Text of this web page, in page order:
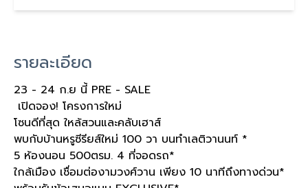
รายละเอียด
23 - 24 ก.ย นี้ PRE - SALE
เปิดจอง! โครงการใหม่
โซนดีที่สุด ใหล้สวนและคลับเฮาส์
พบกับบ้านหรูซีรียส์ใหม่ 100 วา บนทำเลติวานนท์ *
5 ห้องนอน 500ตรม. 4 ที่จอดรถ*
ใกล้เมือง เชื่อมต่องามวงศ์วาน เพียง 10 นาทีถึงทางด่วน*